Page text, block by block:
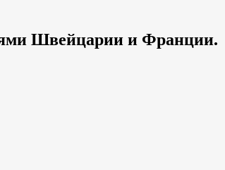
Швейцарии и Франции.